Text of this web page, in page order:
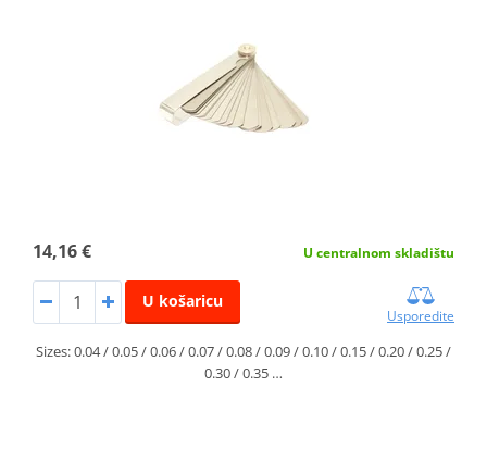
14,16 € U centralnom skladištu
U košaricu
Usporedite
Sizes: 0.04 / 0.05 / 0.06 / 0.07 / 0.08 / 0.09 / 0.10 / 0.15 / 0.20 / 0.25 /
0.30 / 0.35 …